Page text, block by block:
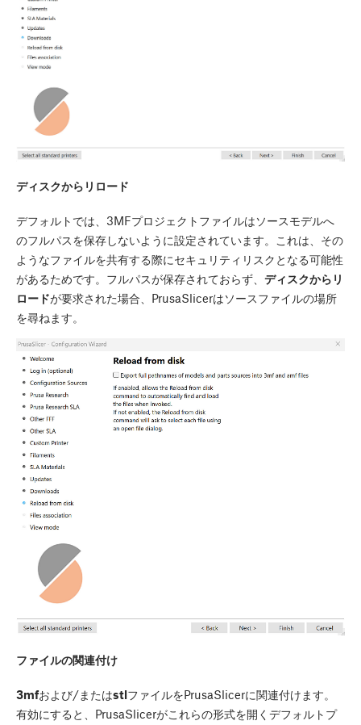
ディスクからリロード
デフォルトでは、3MFプロジェクトファイルはソースモデルへ
のフルパスを保存しないように設定されています。これは、その
ようなファイルを共有する際にセキュリティリスクとなる可能性
があるためです。フルパスが保存されておらず、 ディスクからリ
ロードが要求された場合、PrusaSlicerはソースファイルの場所
を尋ねます。
ファイルの関連付け
3mfおよび/またはstlファイルをPrusaSlicerに関連付けます。
有効にすると、PrusaSlicerがこれらの形式を開くデフォルトプ